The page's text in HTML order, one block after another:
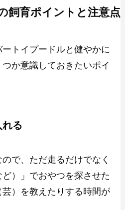
飼育ポイントと注意点
トイプードルと健やかに
か意識しておきたいポイ
る
で、ただ走るだけでなく
ど）」でおやつを探させた
）を教えたりする時間が